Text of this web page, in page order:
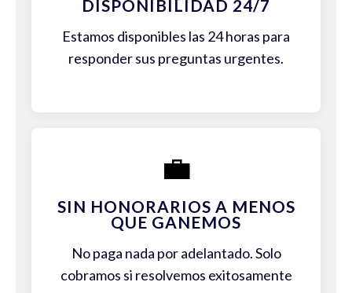
DISPONIBILIDAD 24/7
Estamos disponibles las 24 horas para
responder sus preguntas urgentes.
💼
SIN HONORARIOS A MENOS
QUE GANEMOS
No paga nada por adelantado. Solo
cobramos si resolvemos exitosamente